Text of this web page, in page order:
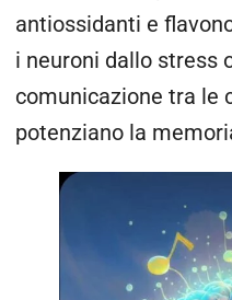
antiossidanti e
i neuroni dallo stress
comunicazione tra le
potenziano la